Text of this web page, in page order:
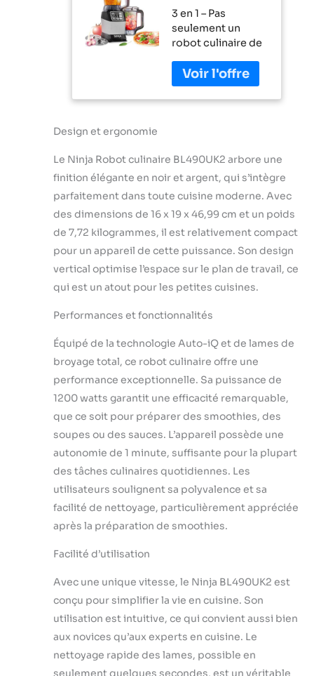
Auto-iQ,
1200W, Noir et
Argent
3 en 1 – Pas
seulement un
robot culinaire de
mélangeur haute
performance et un
mélangeur
intelligentes One
Touch combinées
à un puissant
Les lames Total
Crushing
pulvérisent la
glace sur la neige
pour des boissons
glacées
crémeuses et des
smoothies
Combiné avec les
lames de précision
pour la
transformation
des aliments pour
créer la
parfaite pour les
purées, les
trempettes et les
pâtes à tartiner
Parfait pour les
sauces, les purées
et les plats
galettes de
hamburger et les
gâteaux de
poisson au
Design et ergonomie
Le Ninja Robot culinaire BL490UK2 arbore une
finition élégante en noir et argent, qui s’intègre
parfaitement dans toute cuisine moderne. Avec
des dimensions de 16 x 19 x 46,99 cm et un poids
de 7,72 kilogrammes, il est relativement compact
pour un appareil de cette puissance. Son design
vertical optimise l’espace sur le plan de travail, ce
qui est un atout pour les petites cuisines.
Performances et fonctionnalités
Équipé de la technologie Auto-iQ et de lames de
broyage total, ce robot culinaire offre une
performance exceptionnelle. Sa puissance de
1200 watts garantit une efficacité remarquable,
que ce soit pour préparer des smoothies, des
soupes ou des sauces. L’appareil possède une
autonomie de 1 minute, suffisante pour la plupart
des tâches culinaires quotidiennes. Les
utilisateurs soulignent sa polyvalence et sa
facilité de nettoyage, particulièrement appréciée
après la préparation de smoothies.
Facilité d’utilisation
Avec une unique vitesse, le Ninja BL490UK2 est
conçu pour simplifier la vie en cuisine. Son
utilisation est intuitive, ce qui convient aussi bien
aux novices qu’aux experts en cuisine. Le
nettoyage rapide des lames, possible en
seulement quelques secondes, est un véritable